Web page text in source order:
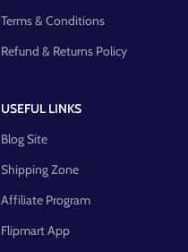
Terms & Conditions
Refund & Returns Policy
USEFUL LINKS
Blog Site
Shipping Zone
Affiliate Program
Flipmart App